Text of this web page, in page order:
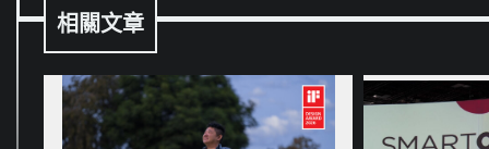
導
覽
相關文章